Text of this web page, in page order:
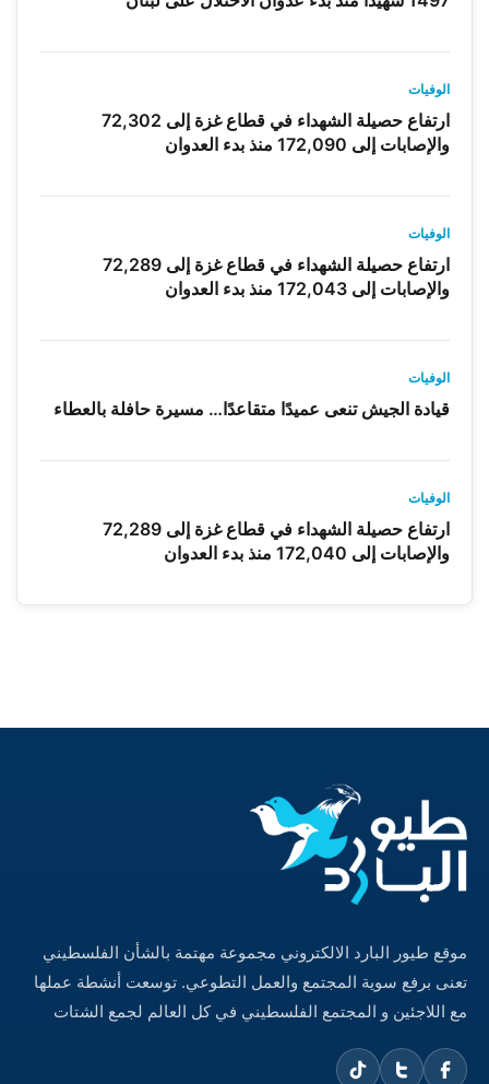
الوفيات
ارتفاع حصيلة الشهداء في قطاع غزة إلى 72,302
والإصابات إلى 172,090 منذ بدء العدوان
الوفيات
ارتفاع حصيلة الشهداء في قطاع غزة إلى 72,289
والإصابات إلى 172,043 منذ بدء العدوان
الوفيات
قيادة الجيش تنعى عميدًا متقاعدًا… مسيرة حافلة بالعطاء
الوفيات
ارتفاع حصيلة الشهداء في قطاع غزة إلى 72,289
والإصابات إلى 172,040 منذ بدء العدوان
موقع طيور البارد الالكتروني مجموعة مهتمة بالشأن الفلسطيني
تعنى برفع سوية المجتمع والعمل التطوعي. توسعت أنشطة عملها
مع اللاجئين و المجتمع الفلسطيني في كل العالم لجمع الشتات